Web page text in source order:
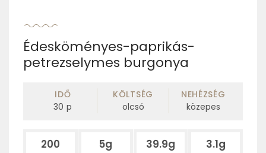
Édesköményes-paprikás-
petrezselymes burgonya
IDŐ
30 p
KÖLTSÉG
olcsó
NEHÉZSÉG
közepes
200 5g 39.9g 3.1g